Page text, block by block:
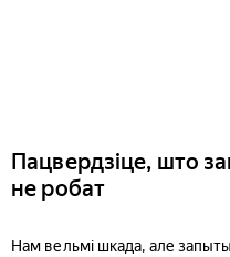
Пацвердзіце, што
не робат
Нам вельмі шкада, але